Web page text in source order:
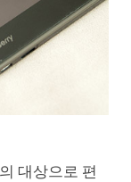
대상으로 편